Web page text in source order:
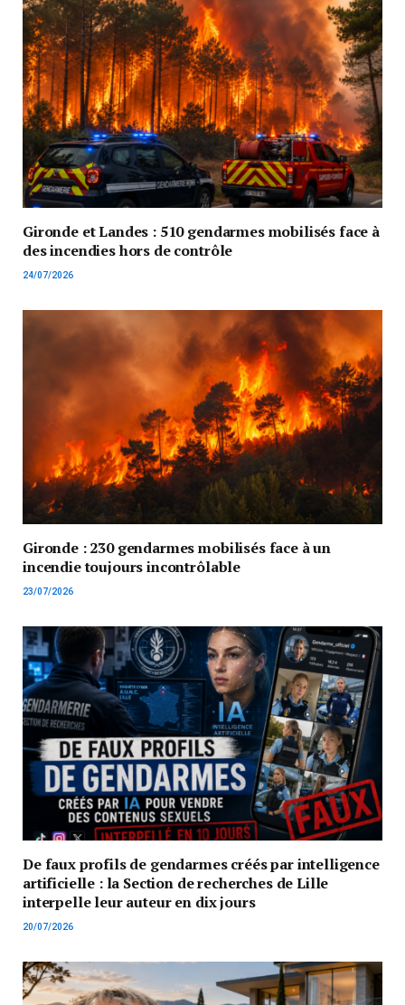
Gironde et Landes : 510 gendarmes mobilisés face à
des incendies hors de contrôle
24/07/2026
Gironde : 230 gendarmes mobilisés face à un
incendie toujours incontrôlable
23/07/2026
De faux profils de gendarmes créés par intelligence
artificielle : la Section de recherches de Lille
interpelle leur auteur en dix jours
20/07/2026